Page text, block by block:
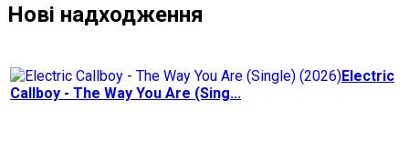
Нові надходження
Electric
Callboy - The Way You Are (Sing...